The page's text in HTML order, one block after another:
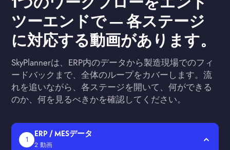
1つのワークフローをエンド
ツーエンドで — 各ステージ
に対応する動画があります。
SkyPlannerは、ERP内のデータから製造現場でのフィ
ードバックまで、全体のループをカバーします。流
れを追いながら、各ステージを開いて、何ができる
のか、何を見るべきかを確認してください。
1
ERP / MESデータ
2 動画